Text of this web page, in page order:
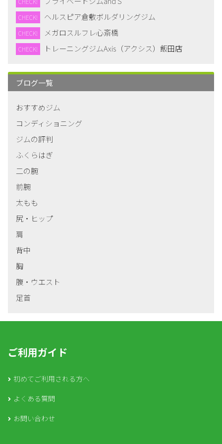
CHECK! ヘルスピア倉敷ボルダリングジム
CHECK! メガロスルフレ心斎橋
CHECK! トレーニングジムAxis（アクシス）飯田店
ブログ一覧
おすすめジム
コンディショニング
ジムの評判
ふくらはぎ
二の腕
前腕
太もも
尻・ヒップ
肩
背中
胸
腹・ウエスト
足首
ご利用ガイド
初めてご利用される方へ
よくある質問
お問い合わせ